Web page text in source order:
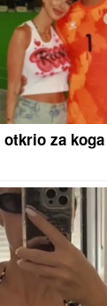
"MOJA LJUBAV
Dragan
uspomene sa
zbog jednog
da je nije